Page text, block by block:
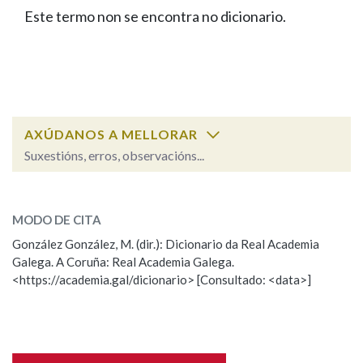
FIGURAS HOMENAXEADAS
PORTAL DAS PALABRAS
Facebook
TwitterYoutubeInstagram
Bluesky
BUSCAR NOS LEMAS
Remata por
BUSCAR NO CONTIDO
Nas definicións
Este termo non se encontra no dicionario.
AXÚDANOS A MELLORAR
Suxestións, erros, observacións...
Observación
Nome
MODO DE CITA
González González, M. (dir.): Dicionario da Real Academia
Galega. A Coruña: Real Academia Galega.
<https://academia.gal/dicionario> [Consultado: <data>]